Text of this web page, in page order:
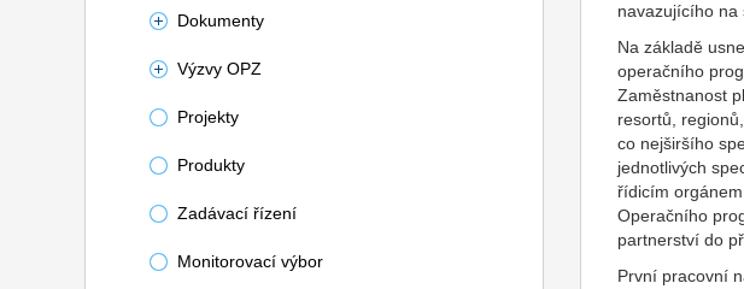
Dokumenty
Výzvy OPZ
Projekty
Produkty
Zadávací řízení
Monitorovací výbor
navazujícího na
Na základě
operačního
Zaměstnanost
resortů,
co nejširšího
jednotlivých
řídicím
Operačního
partnerství do
První pracovní